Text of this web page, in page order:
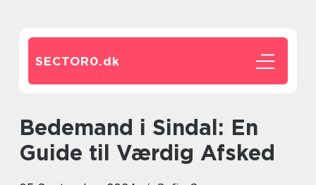
SECTOR0.dk
Bedemand i Sindal: En
Guide til Værdig Afsked